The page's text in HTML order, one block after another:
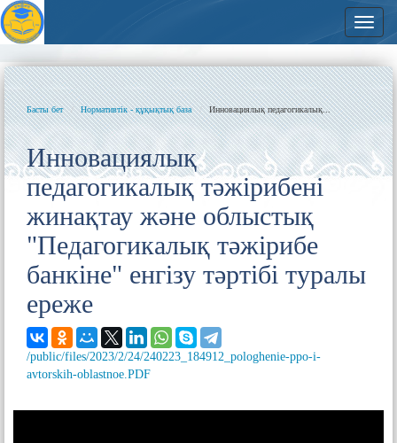
Басты бет Нормативтік - құқықтық база Инновациялық педагогикалық...
Инновациялық
педагогикалық тәжірибені
жинақтау және облыстық
"Педагогикалық тәжірибе
банкіне" енгізу тәртібі туралы
ереже
/public/files/2023/2/24/240223_184912_pologhenie-ppo-i-
avtorskih-oblastnoe.PDF